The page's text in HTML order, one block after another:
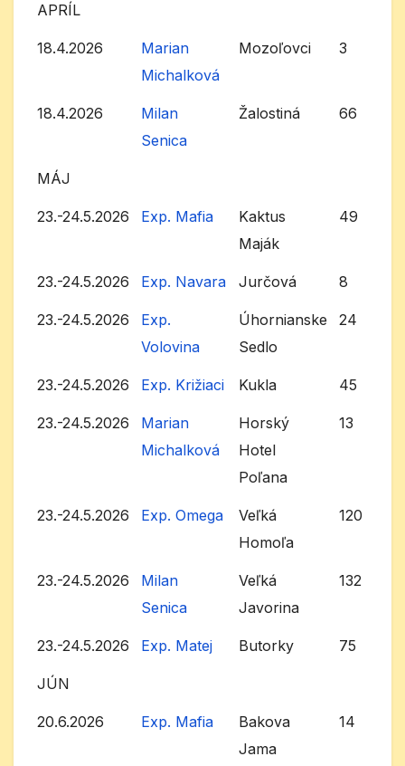
APRÍL
18.4.2026
Marian
Michalková
Mozoľovci 3
18.4.2026
Milan
Senica
Žalostiná 66
MÁJ
23.-24.5.2026 Exp. Mafia
Kaktus
Maják
49
23.-24.5.2026 Exp. Navara Jurčová 8
23.-24.5.2026
Exp.
Volovina
Úhornianske
Sedlo
24
23.-24.5.2026 Exp. Križiaci Kukla 45
23.-24.5.2026
Marian
Michalková
Horský
Hotel
Poľana
13
23.-24.5.2026 Exp. Omega
Veľká
Homoľa
120
23.-24.5.2026
Milan
Senica
Veľká
Javorina
132
23.-24.5.2026 Exp. Matej Butorky 75
JÚN
20.6.2026 Exp. Mafia
Bakova
Jama
14